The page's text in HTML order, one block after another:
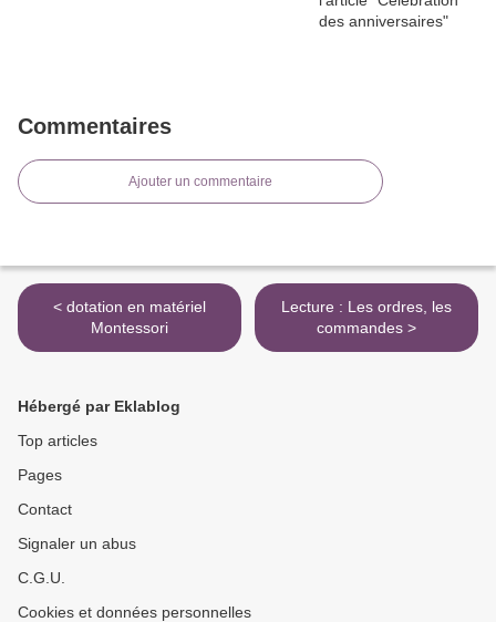
Commentaires
Ajouter un commentaire
< dotation en matériel
Montessori
Lecture : Les ordres, les
commandes >
Hébergé par Eklablog
Top articles
Pages
Contact
Signaler un abus
C.G.U.
Cookies et données personnelles